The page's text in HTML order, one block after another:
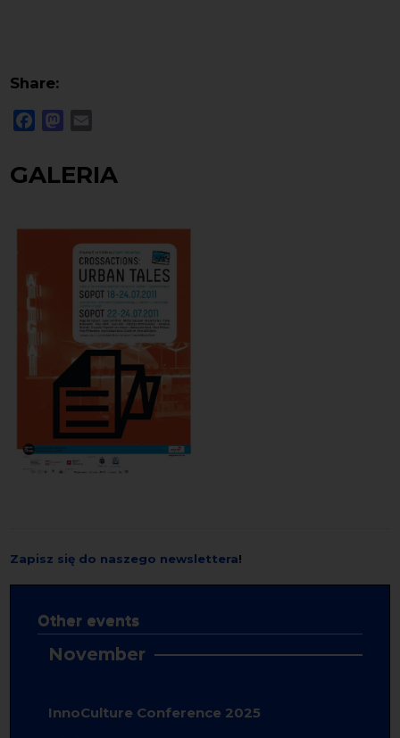
Share:
FacebookMastodon
GALERIA
Zapisz się do naszego newslettera!
Other events
November
InnoCulture Conference 2025